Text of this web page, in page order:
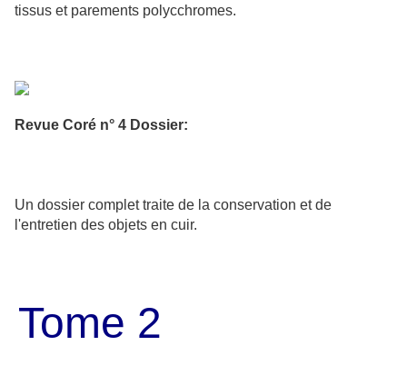
tissus et parements polycchromes.
Revue Coré n° 4 Dossier:
Un dossier complet traite de la conservation et de
l'entretien des objets en cuir.
Tome 2